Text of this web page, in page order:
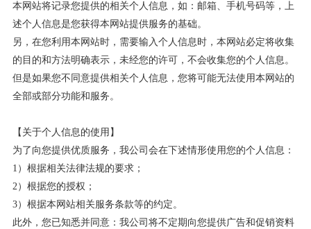
本网站将记录您提供的相关个人信息，如：邮箱、手机号码等，上
述个人信息是您获得本网站提供服务的基础。
另，在您利用本网站时，需要输入个人信息时，本网站必定将收集
的目的和方法明确表示，未经您的许可，不会收集您的个人信息。
但是如果您不同意提供相关个人信息，您将可能无法使用本网站的
全部或部分功能和服务。
【关于个人信息的使用】
为了向您提供优质服务，我公司会在下述情形使用您的个人信息：
1 ）根据相关法律法规的要求；
2）根据您的授权；
3）根据本网站相关服务条款等的约定。
此外，您已知悉并同意：我公司将不定期向您提供广告和促销资料